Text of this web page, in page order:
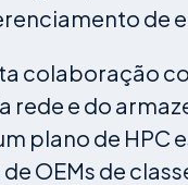
de
colaboração
rede e do
plano de HPC
OEMs de